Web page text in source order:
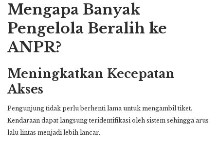
Mengapa Banyak
Pengelola Beralih ke
ANPR?
Meningkatkan Kecepatan
Akses
Pengunjung tidak perlu berhenti lama untuk mengambil tiket.
Kendaraan dapat langsung teridentifikasi oleh sistem sehingga arus
lalu lintas menjadi lebih lancar.